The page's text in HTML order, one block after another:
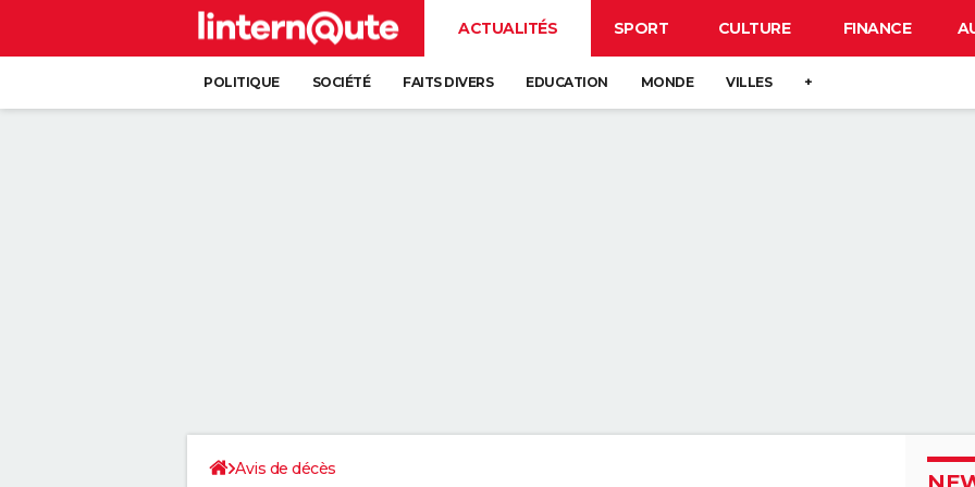
ACTUALITÉS SPORT CULTURE FINANCE
POLITIQUE SOCIÉTÉ FAITS DIVERS EDUCATION MONDE VILLES +
Avis de décès